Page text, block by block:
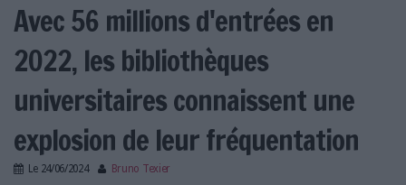
LES DOSSIERS
LES NEWSLETTERS
LE MAGAZINE
LES GUIDES PRATIQUES
Avec 56 millions d'entrées en
2022, les bibliothèques
universitaires connaissent une
explosion de leur fréquentation
Le 24/06/2024 Bruno Texier